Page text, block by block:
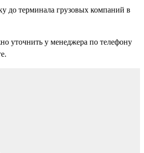
до терминала грузовых компаний в
уточнить у менеджера по телефону